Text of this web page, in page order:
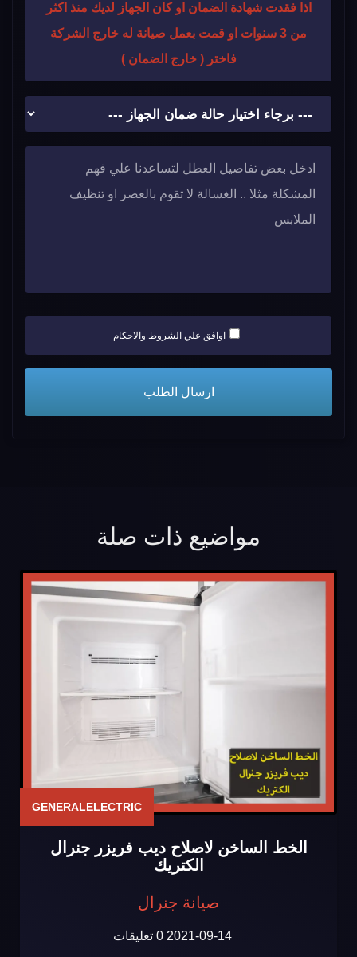
اذا فقدت شهادة الضمان او كان الجهاز لديك منذ اكثر
من 3 سنوات او قمت بعمل صيانة له خارج الشركة
فاختر ( خارج الضمان )
اوافق علي الشروط والاحكام
مواضيع ذات صلة
GENERALELECTRIC
الخط الساخن لاصلاح ديب فريزر جنرال
الكتريك
صيانة جنرال
2021-09-14 0 تعليقات